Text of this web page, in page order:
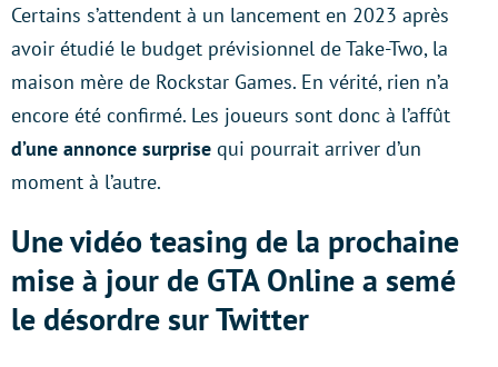
Certains s’attendent à un lancement en 2023 après
avoir étudié le budget prévisionnel de Take-Two, la
maison mère de Rockstar Games. En vérité, rien n’a
encore été confirmé. Les joueurs sont donc à l’affût
d’une annonce surprise qui pourrait arriver d’un
moment à l’autre.
Une vidéo teasing de la prochaine
mise à jour de GTA Online a semé
le désordre sur Twitter